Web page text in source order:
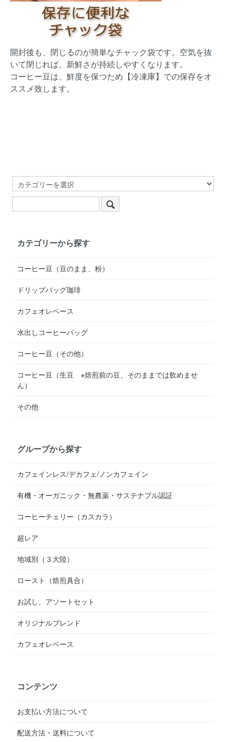
開封後も、閉じるのが簡単なチャック袋です。空気を抜
いて閉じれば、新鮮さが持続しやすくなります。
コーヒー豆は、鮮度を保つため【冷凍庫】での保存をオ
ススメ致します。
カテゴリーから探す
コーヒー豆（豆のまま、粉）
ドリップバッグ珈琲
カフェオレベース
水出しコーヒーバッグ
コーヒー豆（その他）
コーヒー豆（生豆 ※焙煎前の豆、そのままでは飲めませ
ん）
その他
グループから探す
カフェインレス/デカフェ/ノンカフェイン
有機・オーガニック・無農薬・サステナブル認証
コーヒーチェリー（カスカラ）
超レア
地域別（３大陸）
ロースト（焙煎具合）
お試し、アソートセット
オリジナルブレンド
カフェオレベース
コンテンツ
お支払い方法について
配送方法・送料について